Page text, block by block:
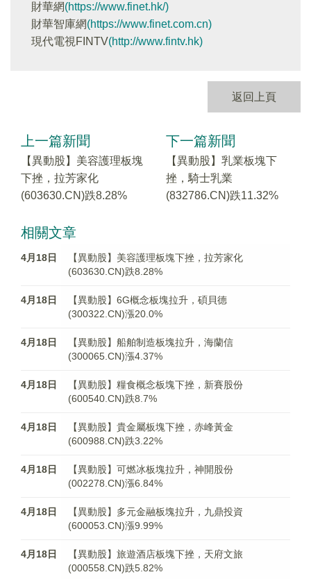
財華網(https://www.finet.hk/)
財華智庫網(https://www.finet.com.cn)
現代電視FINTV(http://www.fintv.hk)
返回上頁
上一篇新聞
【異動股】美容護理板塊
下挫，拉芳家化
(603630.CN)跌8.28%
下一篇新聞
【異動股】乳業板塊下
挫，騎士乳業
(832786.CN)跌11.32%
相關文章
4月18日
【異動股】美容護理板塊下挫，拉芳家化
(603630.CN)跌8.28%
4月18日
【異動股】6G概念板塊拉升，碩貝德
(300322.CN)漲20.0%
4月18日
【異動股】船舶制造板塊拉升，海蘭信
(300065.CN)漲4.37%
4月18日
【異動股】糧食概念板塊下挫，新賽股份
(600540.CN)跌8.7%
4月18日
【異動股】貴金屬板塊下挫，赤峰黃金
(600988.CN)跌3.22%
4月18日
【異動股】可燃冰板塊拉升，神開股份
(002278.CN)漲6.84%
4月18日
【異動股】多元金融板塊拉升，九鼎投資
(600053.CN)漲9.99%
4月18日
【異動股】旅遊酒店板塊下挫，天府文旅
(000558.CN)跌5.82%